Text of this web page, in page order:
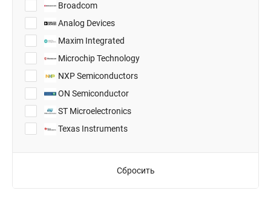
8-HVSON (4x4)
8-MSOP-PowerPad
Broadcom
Analog Devices
Maxim Integrated
Microchip Technology
NXP Semiconductors
ON Semiconductor
ST Microelectronics
Texas Instruments
Сбросить